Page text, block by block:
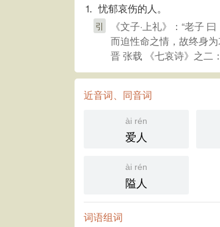
⒈ 忧郁哀伤的人。
引
《文子·上礼》：“老子
而迫性命之情，故终身为
晋 张载 《七哀诗》之二
近音词、同音词
ài rén
爱人
ài rén
隘人
词语组词